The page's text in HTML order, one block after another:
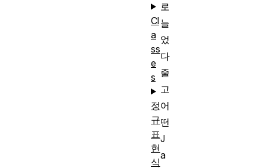
로
늘
었
다
줄
고
어
떤
J
a
Cl
a
ss
e
s
정
규
표
현
식